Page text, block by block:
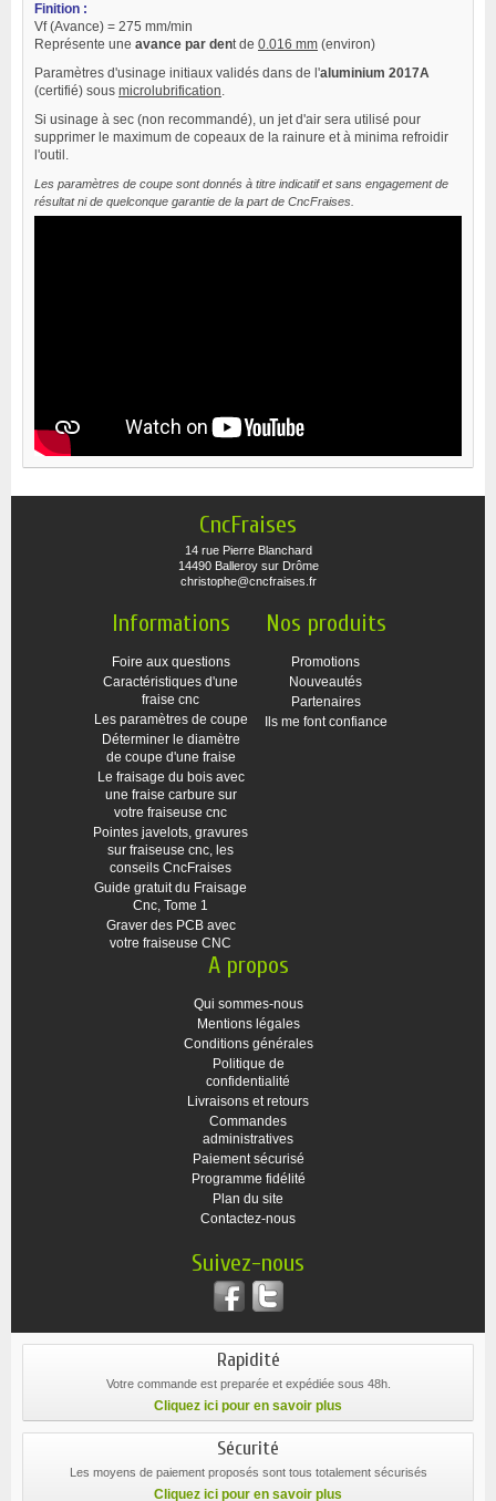
Finition :
Vf (Avance) = 275 mm/min
Représente une avance par dent de 0.016 mm (environ)
Paramètres d'usinage initiaux validés dans de l'aluminium 2017A
(certifié) sous microlubrification.
Si usinage à sec (non recommandé), un jet d'air sera utilisé pour
supprimer le maximum de copeaux de la rainure et à minima refroidir
l'outil.
Les paramètres de coupe sont donnés à titre indicatif et sans engagement de
résultat ni de quelconque garantie de la part de CncFraises.
CncFraises
14 rue Pierre Blanchard
14490 Balleroy sur Drôme
christophe@cncfraises.fr
Informations
Foire aux questions
Caractéristiques d'une
fraise cnc
Les paramètres de coupe
Déterminer le diamètre
de coupe d'une fraise
Le fraisage du bois avec
une fraise carbure sur
votre fraiseuse cnc
Pointes javelots, gravures
sur fraiseuse cnc, les
conseils CncFraises
Guide gratuit du Fraisage
Cnc, Tome 1
Graver des PCB avec
votre fraiseuse CNC
Nos produits
Promotions
Nouveautés
Partenaires
Ils me font confiance
A propos
Qui sommes-nous
Mentions légales
Conditions générales
Politique de
confidentialité
Livraisons et retours
Commandes
administratives
Paiement sécurisé
Programme fidélité
Plan du site
Contactez-nous
Suivez-nous
Rapidité
Votre commande est preparée et expédiée sous 48h.
Cliquez ici pour en savoir plus
Sécurité
Les moyens de paiement proposés sont tous totalement sécurisés
Cliquez ici pour en savoir plus